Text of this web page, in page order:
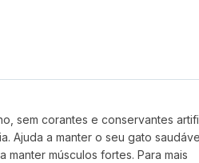
sem corantes e conservantes
Ajuda a manter o seu gato
músculos fortes. Para mais